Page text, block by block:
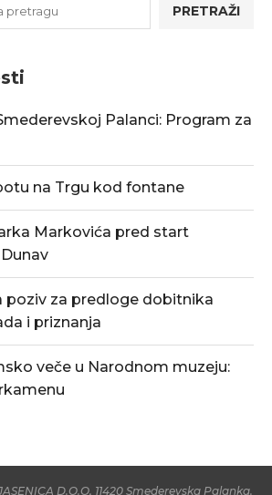
PRETRAŽI
Palanci: Program za
na Trgu kod fontane
Markovića pred start
poziv za predloge dobitnika
i priznanja
veče u Narodnom muzeju:
D.O.O, 11420 Smederevska Palanka.